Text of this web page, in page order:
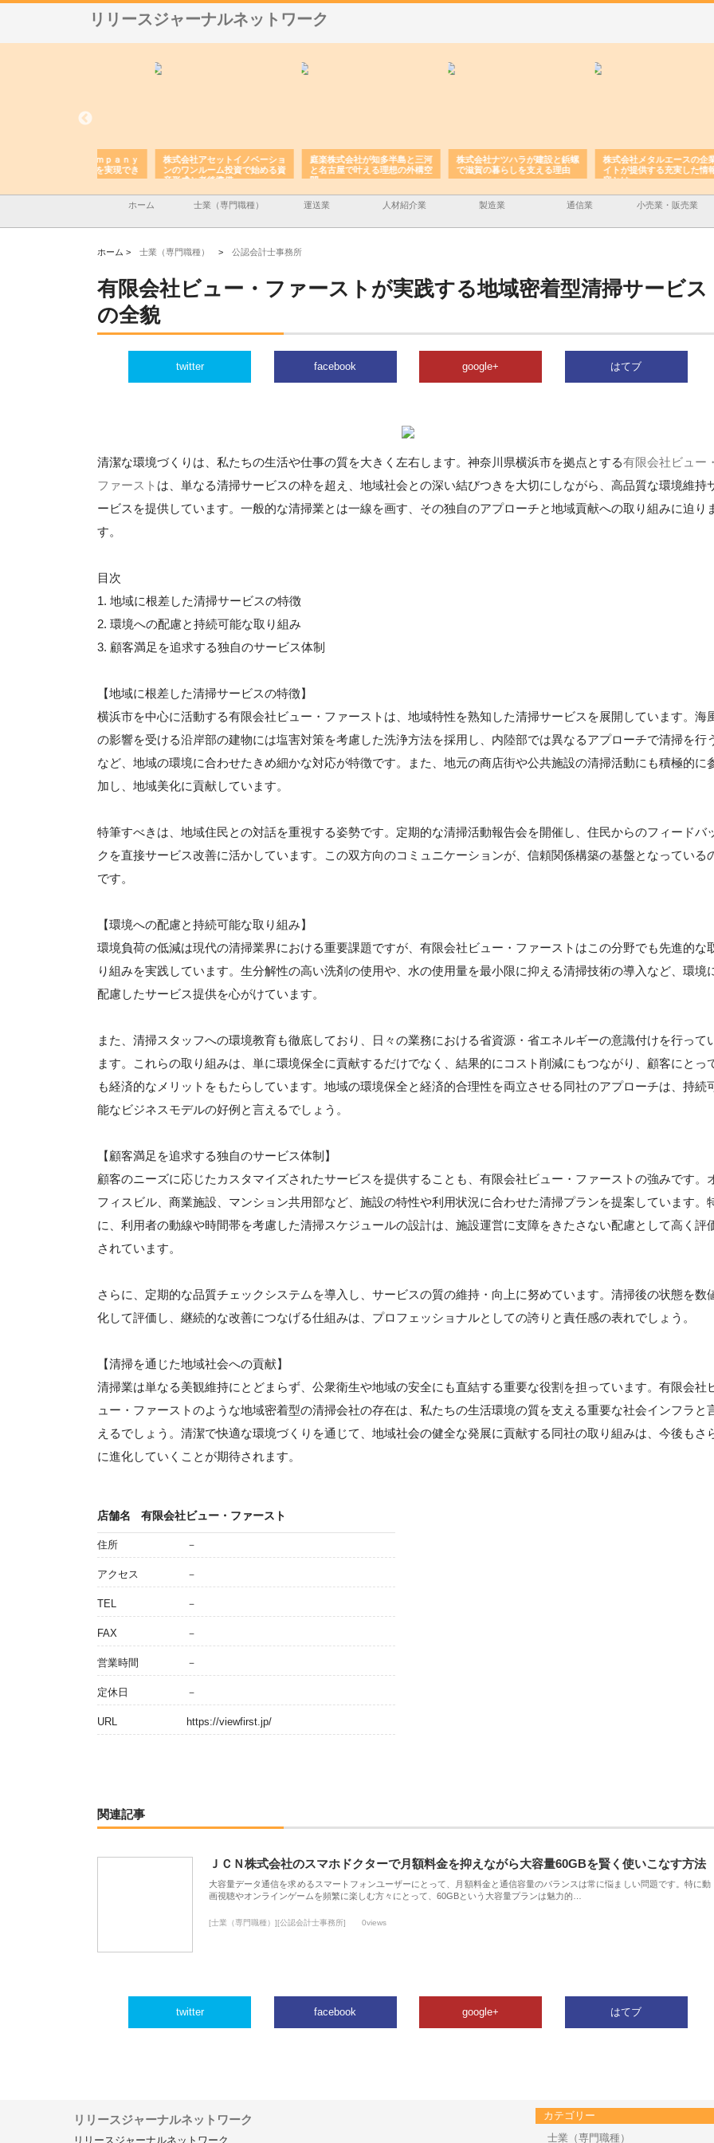
リリースジャーナルネットワーク
株式会社アセットイノベーショ
ンのワンルーム投資で始める資
産形成と老後準備
庭楽株式会社が知多半島と三河
と名古屋で叶える理想の外構空
間
株式会社ナツハラが建設と鋲螺
で滋賀の暮らしを支える理由
株式会社メタルエースの企業サ
イトが提供する充実した情報内
容とは
株
みを
ホーム 士業（専門職種） 運送業 人材紹介業 製造業 通信業 小売業・販売業
ホーム > 士業（専門職種） > 公認会計士事務所
有限会社ビュー・ファーストが実践する地域密着型清掃サービス
の全貌
twitter facebook google+ はてブ
清潔な環境づくりは、私たちの生活や仕事の質を大きく左右します。神奈川県横浜市を拠点とする有限会社ビュー・
ファースト は、単なる清掃サービスの枠を超え、地域社会との深い結びつきを大切にしながら、高品質な環境維持
ービスを提供しています。一般的な清掃業とは一線を画す、その独自のアプローチと地域貢献への取り組みに迫り
す。
目次
1. 地域に根差した清掃サービスの特徴
2. 環境への配慮と持続可能な取り組み
3. 顧客満足を追求する独自のサービス体制
【地域に根差した清掃サービスの特徴】
横浜市を中心に活動する有限会社ビュー・ファーストは、地域特性を熟知した清掃サービスを展開しています。海
の影響を受ける沿岸部の建物には塩害対策を考慮した洗浄方法を採用し、内陸部では異なるアプローチで清掃を行
など、地域の環境に合わせたきめ細かな対応が特徴です。また、地元の商店街や公共施設の清掃活動にも積極的に
加し、地域美化に貢献しています。
特筆すべきは、地域住民との対話を重視する姿勢です。定期的な清掃活動報告会を開催し、住民からのフィードバ
クを直接サービス改善に活かしています。この双方向のコミュニケーションが、信頼関係構築の基盤となっている
です。
【環境への配慮と持続可能な取り組み】
環境負荷の低減は現代の清掃業界における重要課題ですが、有限会社ビュー・ファーストはこの分野でも先進的な
り組みを実践しています。生分解性の高い洗剤の使用や、水の使用量を最小限に抑える清掃技術の導入など、環境
配慮したサービス提供を心がけています。
また、清掃スタッフへの環境教育も徹底しており、日々の業務における省資源・省エネルギーの意識付けを行って
ます。これらの取り組みは、単に環境保全に貢献するだけでなく、結果的にコスト削減にもつながり、顧客にとっ
も経済的なメリットをもたらしています。地域の環境保全と経済的合理性を両立させる同社のアプローチは、持続
能なビジネスモデルの好例と言えるでしょう。
【顧客満足を追求する独自のサービス体制】
顧客のニーズに応じたカスタマイズされたサービスを提供することも、有限会社ビュー・ファーストの強みです。
フィスビル、商業施設、マンション共用部など、施設の特性や利用状況に合わせた清掃プランを提案しています。
に、利用者の動線や時間帯を考慮した清掃スケジュールの設計は、施設運営に支障をきたさない配慮として高く評
されています。
さらに、定期的な品質チェックシステムを導入し、サービスの質の維持・向上に努めています。清掃後の状態を数
化して評価し、継続的な改善につなげる仕組みは、プロフェッショナルとしての誇りと責任感の表れでしょう。
【清掃を通じた地域社会への貢献】
清掃業は単なる美観維持にとどまらず、公衆衛生や地域の安全にも直結する重要な役割を担っています。有限会社
ュー・ファーストのような地域密着型の清掃会社の存在は、私たちの生活環境の質を支える重要な社会インフラと
えるでしょう。清潔で快適な環境づくりを通じて、地域社会の健全な発展に貢献する同社の取り組みは、今後もさ
に進化していくことが期待されます。
店舗名 有限会社ビュー・ファースト
住所 －
アクセス －
TEL －
FAX －
営業時間 －
定休日 －
URL https://viewfirst.jp/
関連記事
ＪＣＮ株式会社のスマホドクターで月額料金を抑えながら大容量60GBを賢く使いこなす方法
大容量データ通信を求めるスマートフォンユーザーにとって、月額料金と通信容量のバランスは常に悩ましい問題です。特に動
画視聴やオンラインゲームを頻繁に楽しむ方々にとって、60GBという大容量プランは魅力的…
[士業（専門職種）][公認会計士事務所] 0views
twitter facebook google+ はてブ
リリースジャーナルネットワーク
リリースジャーナルネットワーク
カテゴリー
士業（専門職種）